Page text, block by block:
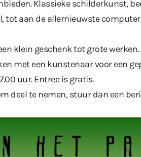
Klassieke schilderkunst,
tot aan de allernieuwste
klein geschenk tot grote
met een kunstenaar voor een
uur. Entree is gratis.
deel te nemen, stuur dan een